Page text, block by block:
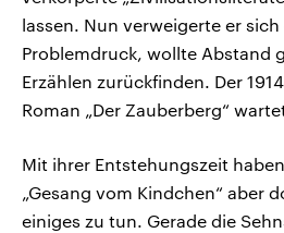
lassen. Nun verweigerte er
Problemdruck, wollte Abstand
Erzählen zurückfinden. Der
Roman „Der Zauberberg“
Mit ihrer Entstehungszeit
„Gesang vom Kindchen“ aber
einiges zu tun. Gerade die